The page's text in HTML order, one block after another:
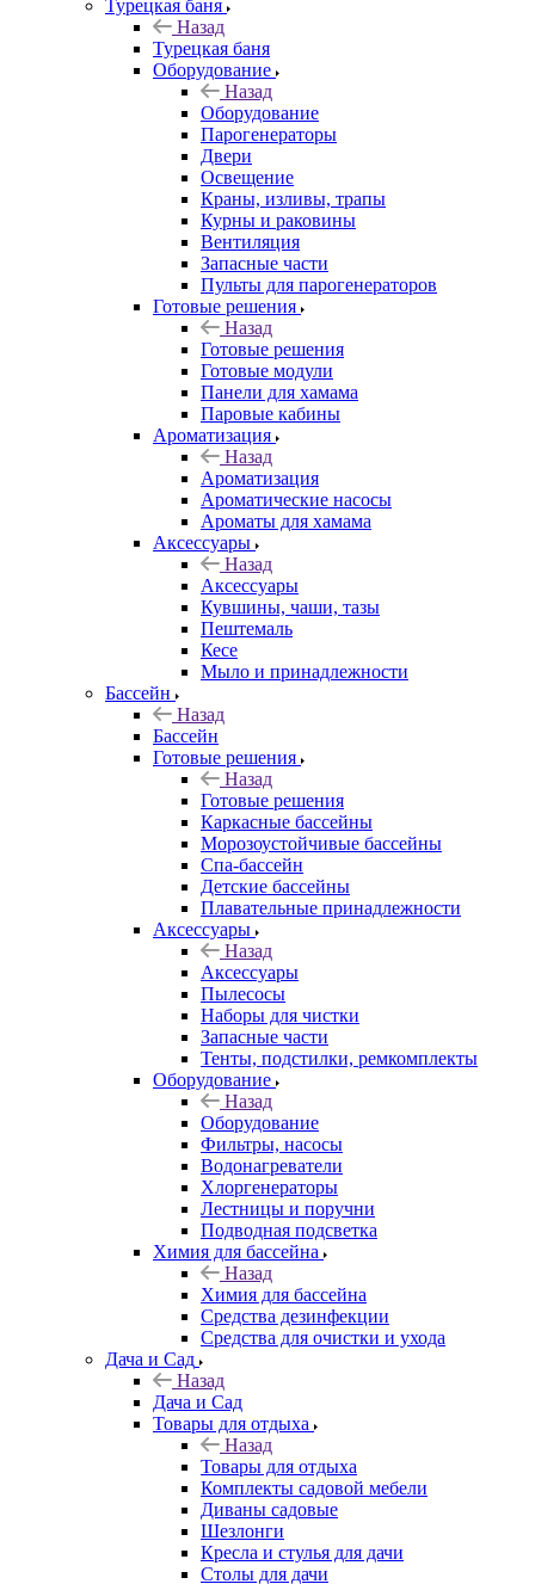
Турецкая баня
Назад
Турецкая баня
Оборудование
Назад
Оборудование
Парогенераторы
Двери
Освещение
Краны, изливы, трапы
Курны и раковины
Вентиляция
Запасные части
Пульты для парогенераторов
Готовые решения
Назад
Готовые решения
Готовые модули
Панели для хамама
Паровые кабины
Ароматизация
Назад
Ароматизация
Ароматические насосы
Ароматы для хамама
Аксессуары
Назад
Аксессуары
Кувшины, чаши, тазы
Пештемаль
Кесе
Мыло и принадлежности
Бассейн
Назад
Бассейн
Готовые решения
Назад
Готовые решения
Каркасные бассейны
Морозоустойчивые бассейны
Спа-бассейн
Детские бассейны
Плавательные принадлежности
Аксессуары
Назад
Аксессуары
Пылесосы
Наборы для чистки
Запасные части
Тенты, подстилки, ремкомплекты
Оборудование
Назад
Оборудование
Фильтры, насосы
Водонагреватели
Хлоргенераторы
Лестницы и поручни
Подводная подсветка
Химия для бассейна
Назад
Химия для бассейна
Средства дезинфекции
Средства для очистки и ухода
Дача и Сад
Назад
Дача и Сад
Товары для отдыха
Назад
Товары для отдыха
Комплекты садовой мебели
Диваны садовые
Шезлонги
Кресла и стулья для дачи
Столы для дачи